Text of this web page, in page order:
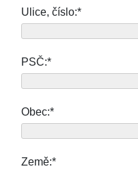
Ulice, číslo:*
PSČ:*
Obec:*
Země:*